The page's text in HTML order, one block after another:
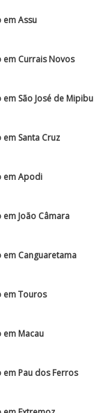
em Assu
em Currais Novos
São José de Mipibu
Santa Cruz
em Apodi
João Câmara
Canguaretama
em Touros
em Macau
Pau dos Ferros